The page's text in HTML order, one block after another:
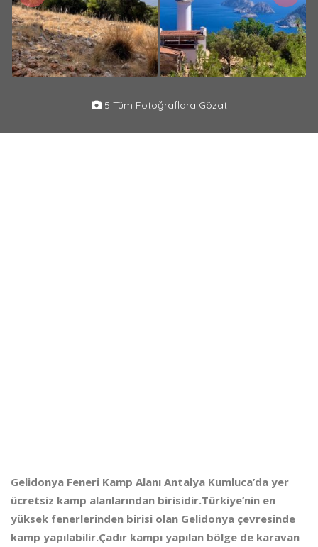
5 Tüm Fotoğraflara Gözat
Gelidonya Feneri Kamp Alanı Antalya Kumluca’da yer
ücretsiz kamp alanlarından birisidir.Türkiye’nin en
yüksek fenerlerinden birisi olan Gelidonya çevresinde
kamp yapılabilir.Çadır kampı yapılan bölge de karavan